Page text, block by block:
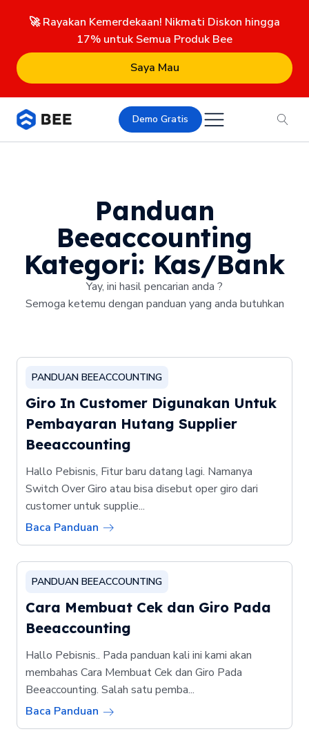
🚀 Rayakan Kemerdekaan! Nikmati Diskon hingga
17% untuk Semua Produk Bee
Saya Mau
Demo Gratis
Panduan
Beeaccounting
Kategori: Kas/Bank
Yay, ini hasil pencarian anda ?
Semoga ketemu dengan panduan yang anda butuhkan
PANDUAN BEEACCOUNTING
Giro In Customer Digunakan Untuk
Pembayaran Hutang Supplier
Beeaccounting
Hallo Pebisnis, Fitur baru datang lagi. Namanya
Switch Over Giro atau bisa disebut oper giro dari
customer untuk supplie...
Baca Panduan
PANDUAN BEEACCOUNTING
Cara Membuat Cek dan Giro Pada
Beeaccounting
Hallo Pebisnis.. Pada panduan kali ini kami akan
membahas Cara Membuat Cek dan Giro Pada
Beeaccounting. Salah satu pemba...
Baca Panduan